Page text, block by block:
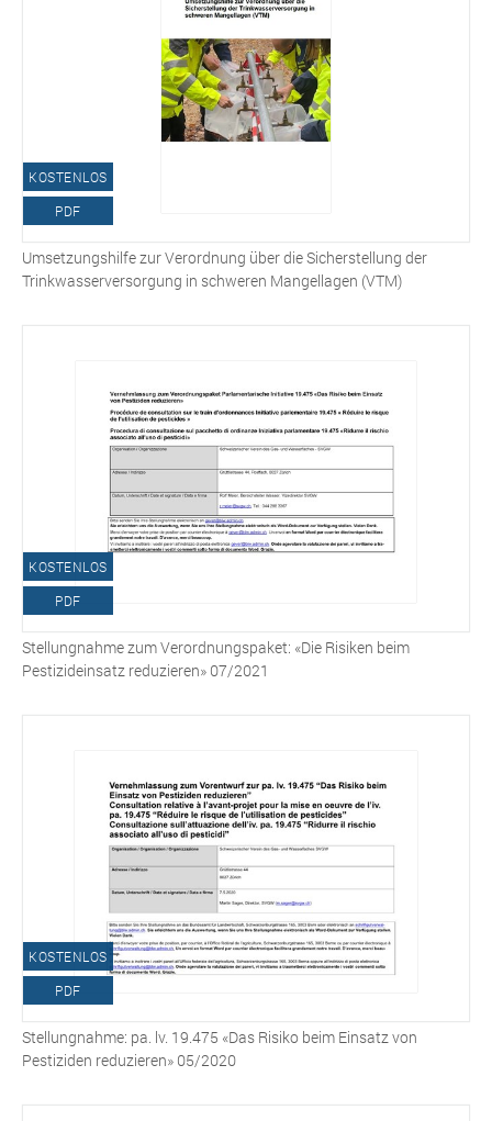
KOSTENLOS
PDF
Umsetzungshilfe zur Verordnung über die Sicherstellung der
Trinkwasserversorgung in schweren Mangellagen (VTM)
KOSTENLOS
PDF
Stellungnahme zum Verordnungspaket: «Die Risiken beim
Pestizideinsatz reduzieren» 07/2021
KOSTENLOS
PDF
Stellungnahme: pa. lv. 19.475 «Das Risiko beim Einsatz von
Pestiziden reduzieren» 05/2020